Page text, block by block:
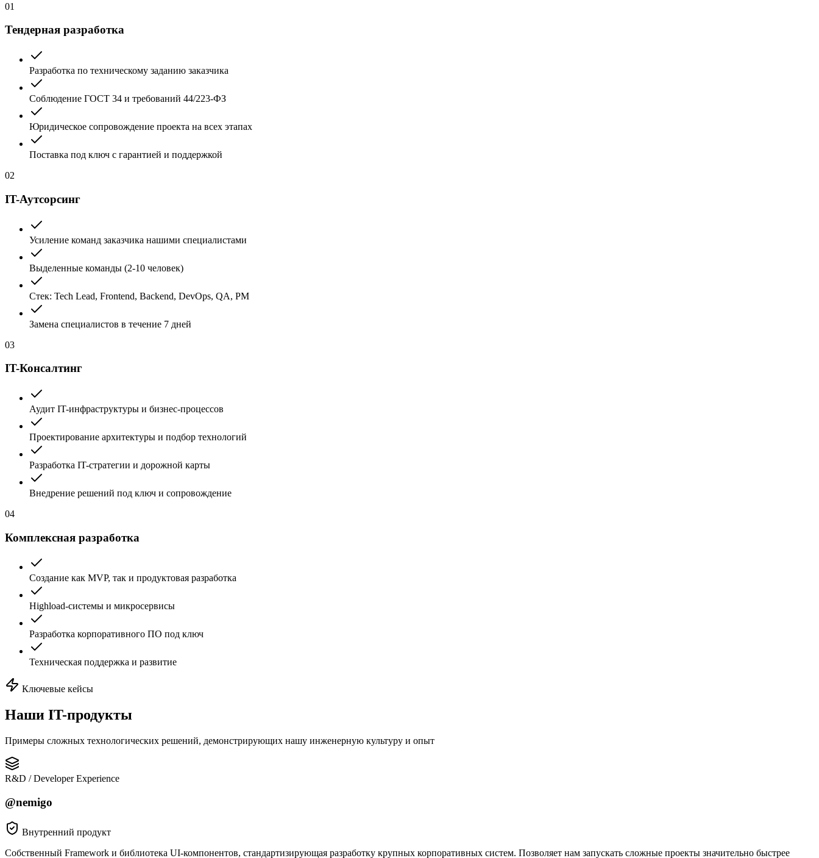
01
Тендерная разработка
Разработка по техническому заданию заказчика
Соблюдение ГОСТ 34 и требований 44/223-ФЗ
Юридическое сопровождение проекта на всех этапах
Поставка под ключ с гарантией и поддержкой
02
IT-Аутсорсинг
Усиление команд заказчика нашими специалистами
Выделенные команды (2-10 человек)
Стек: Tech Lead, Frontend, Backend, DevOps, QA, PM
Замена специалистов в течение 7 дней
03
IT-Консалтинг
Аудит IT-инфраструктуры и бизнес-процессов
Проектирование архитектуры и подбор технологий
Разработка IT-стратегии и дорожной карты
Внедрение решений под ключ и сопровождение
04
Комплексная разработка
Создание как MVP, так и продуктовая разработка
Highload-системы и микросервисы
Разработка корпоративного ПО под ключ
Техническая поддержка и развитие
Ключевые кейсы
Наши IT-продукты
Примеры сложных технологических решений, демонстрирующих нашу инженерную культуру и опыт
R&D / Developer Experience
@nemigo
Внутренний продукт
Собственный Framework и библиотека UI-компонентов, стандартизирующая разработку крупных корпоративных систем. Позволяет нам запускать сложные проекты значительно быстрее